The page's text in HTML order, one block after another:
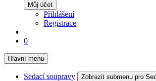
Můj účet
Přihlášení
Registrace
0
Hlavní menu
Sedací soupravy Zobrazit submenu pro